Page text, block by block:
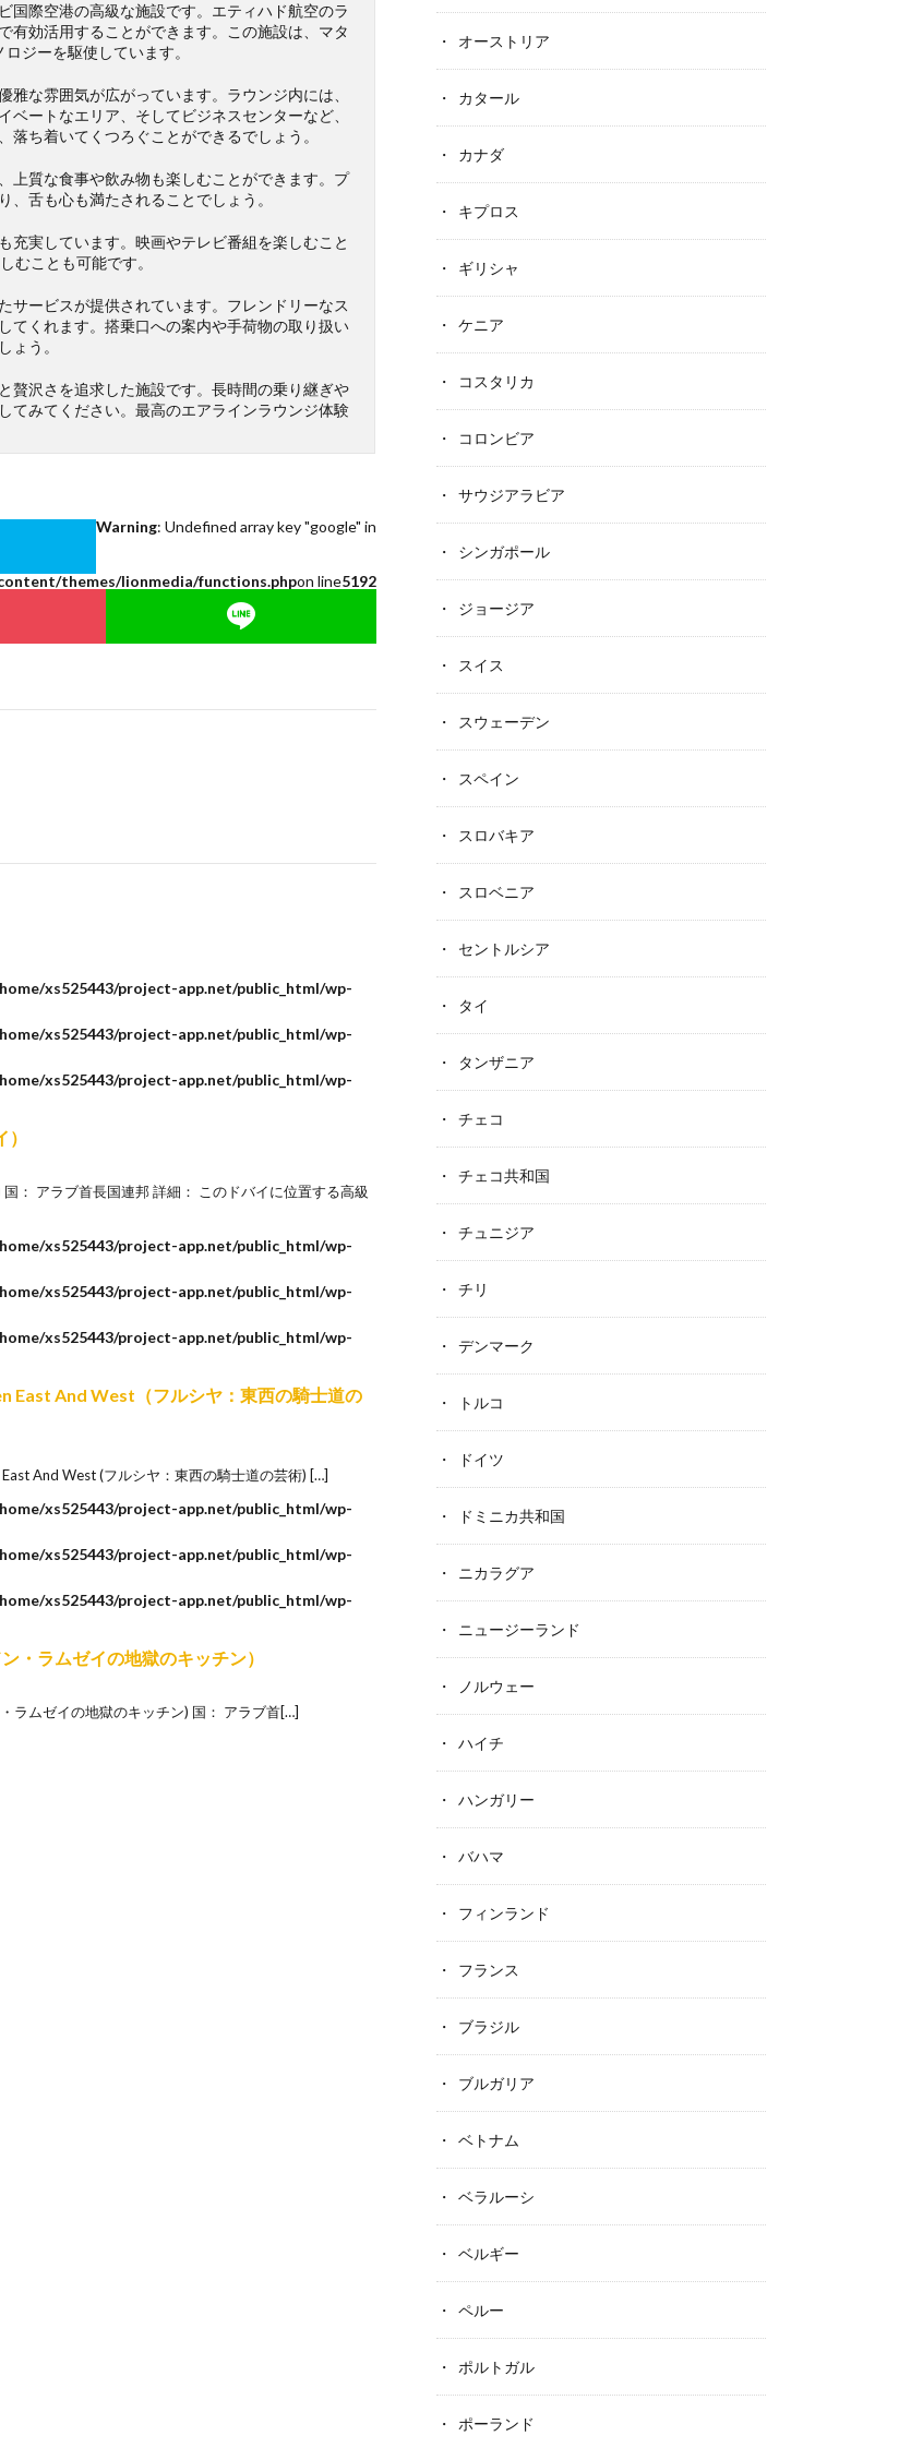
国際空港の高級な施設です。エティハド航空のラ
有効活用することができます。この施設は、マタ
ジーを駆使しています。
な雰囲気が広がっています。ラウンジ内には、
ートなエリア、そしてビジネスセンターなど、
ち着いてくつろぐことができるでしょう。
上質な食事や飲み物も楽しむことができます。プ
舌も心も満たされることでしょう。
充実しています。映画やテレビ番組を楽しむこと
むことも可能です。
サービスが提供されています。フレンドリーなス
てくれます。搭乗口への案内や手荷物の取り扱い
ょう。
贅沢さを追求した施設です。長時間の乗り継ぎや
てみてください。最高のエアラインラウンジ体験
Warning: Undefined array key "google" in
themes/lionmedia/functions.phpon line5192
xs525443/project-app.net/public_html/wp-
xs525443/project-app.net/public_html/wp-
xs525443/project-app.net/public_html/wp-
： アラブ首長国連邦 詳細： このドバイに位置する高級
xs525443/project-app.net/public_html/wp-
xs525443/project-app.net/public_html/wp-
xs525443/project-app.net/public_html/wp-
East And West（フルシヤ：東西の騎士道の
And West (フルシヤ：東西の騎士道の芸術) […]
xs525443/project-app.net/public_html/wp-
xs525443/project-app.net/public_html/wp-
xs525443/project-app.net/public_html/wp-
・ラムゼイの地獄のキッチン）
ラムゼイの地獄のキッチン) 国： アラブ首[…]
オーストリア
カタール
カナダ
キプロス
ギリシャ
ケニア
コスタリカ
コロンビア
サウジアラビア
シンガポール
ジョージア
スイス
スウェーデン
スペイン
スロバキア
スロベニア
セントルシア
タイ
タンザニア
チェコ
チェコ共和国
チュニジア
チリ
デンマーク
トルコ
ドイツ
ドミニカ共和国
ニカラグア
ニュージーランド
ノルウェー
ハイチ
ハンガリー
バハマ
フィンランド
フランス
ブラジル
ブルガリア
ベトナム
ベラルーシ
ベルギー
ペルー
ポルトガル
ポーランド